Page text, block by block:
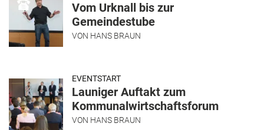
Vom Urknall bis zur
Gemeindestube
VON HANS BRAUN
EVENTSTART
Launiger Auftakt zum
Kommunalwirtschaftsforum
VON HANS BRAUN